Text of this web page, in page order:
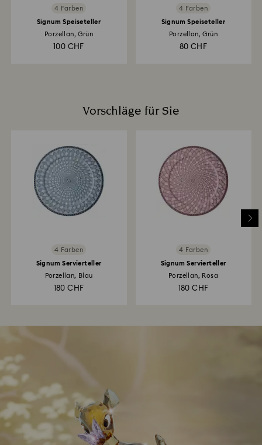
4 Farben
Signum Speiseteller
Porzellan, Grün
100 CHF
4 Farben
Signum Speiseteller
Porzellan, Grün
80 CHF
Vorschläge für Sie
4 Farben
Signum Servierteller
Porzellan, Blau
180 CHF
4 Farben
Signum Servierteller
Porzellan, Rosa
180 CHF